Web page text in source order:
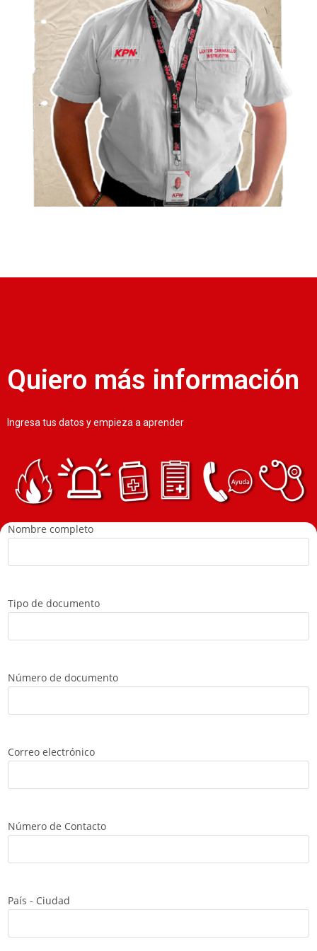
Quiero más información
Ingresa tus datos y empieza a aprender
Nombre completo
Tipo de documento
Número de documento
Correo electrónico
Número de Contacto
País - Ciudad